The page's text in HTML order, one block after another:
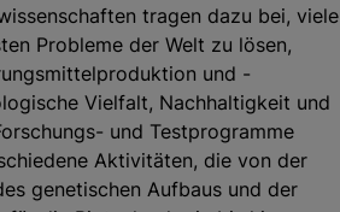
tragen dazu bei, viele
Probleme der Welt zu lösen,
und -
Vielfalt, Nachhaltigkeit und
und Testprogramme
Aktivitäten, die von der
genetischen Aufbaus und der